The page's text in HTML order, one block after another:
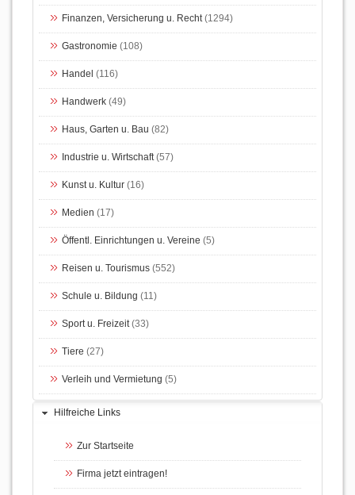
Finanzen, Versicherung u. Recht(1294)
Gastronomie (108)
Handel (116)
Handwerk (49)
Haus, Garten u. Bau (82)
Industrie u. Wirtschaft(57)
Kunst u. Kultur (16)
Medien (17)
Öffentl. Einrichtungen u. Vereine (5)
Reisen u. Tourismus (552)
Schule u. Bildung (11)
Sport u. Freizeit(33)
Tiere (27)
Verleih und Vermietung (5)
Hilfreiche Links
Zur Startseite
Firma jetzt eintragen!